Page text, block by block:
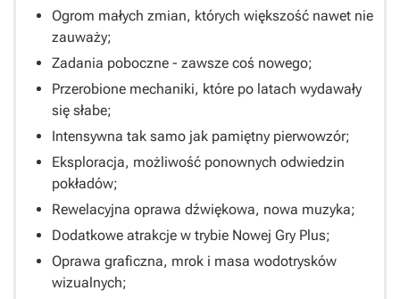
Ogrom małych zmian, których większość nawet nie
zauważy;
Zadania poboczne - zawsze coś nowego;
Przerobione mechaniki, które po latach wydawały
się słabe;
Intensywna tak samo jak pamiętny pierwowzór;
Eksploracja, możliwość ponownych odwiedzin
pokładów;
Rewelacyjna oprawa dźwiękowa, nowa muzyka;
Dodatkowe atrakcje w trybie Nowej Gry Plus;
Oprawa graficzna, mrok i masa wodotrysków
wizualnych;